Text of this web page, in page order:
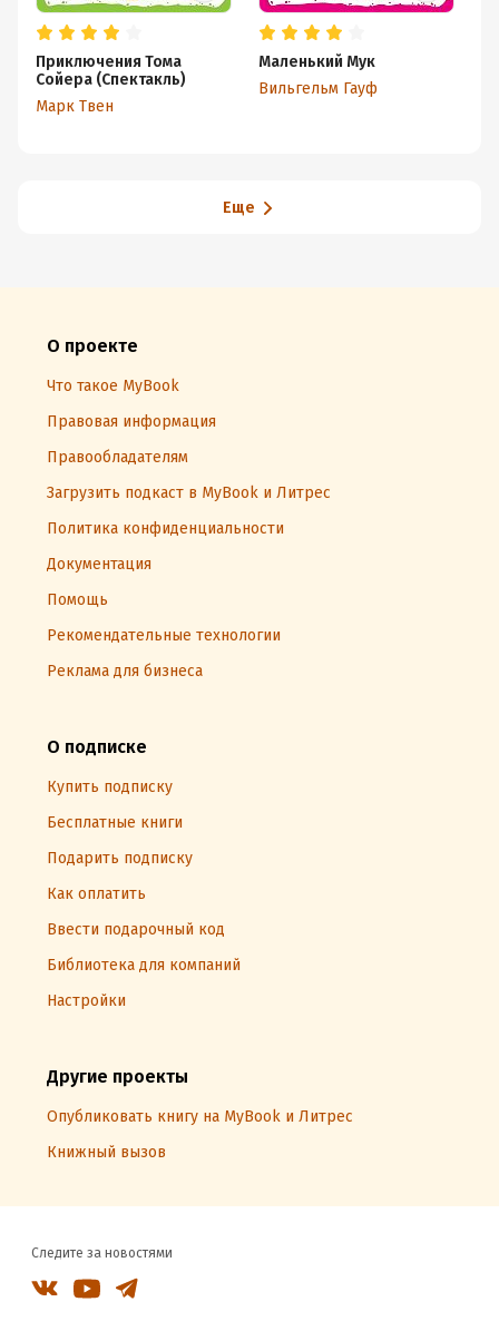
Приключения Тома
Сойера (Спектакль)
Марк Твен
Маленький Мук
Вильгельм Гауф
Еще
О проекте
Что такое MyBook
Правовая информация
Правообладателям
Загрузить подкаст в MyBook и Литрес
Политика конфиденциальности
Документация
Помощь
Рекомендательные технологии
Реклама для бизнеса
О подписке
Купить подписку
Бесплатные книги
Подарить подписку
Как оплатить
Ввести подарочный код
Библиотека для компаний
Настройки
Другие проекты
Опубликовать книгу на MyBook и Литрес
Книжный вызов
Следите за новостями